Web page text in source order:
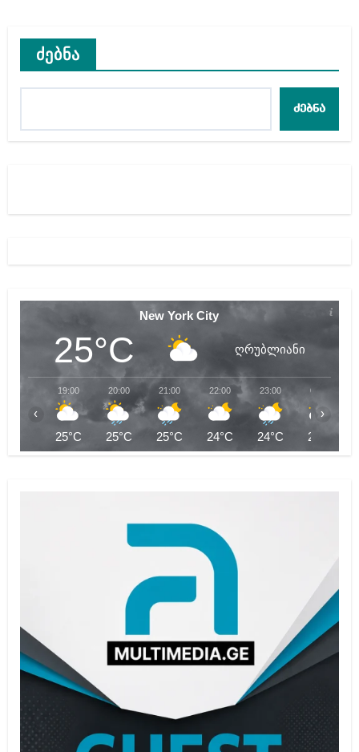
ძებნა
ძებნა
New York City
25°C ღრუბლიანი
19:00
25°C
20:00
25°C
21:00
25°C
22:00
24°C
23:00
24°C
00:00
24°C
‹ ›